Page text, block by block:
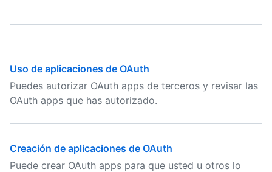
Uso de aplicaciones de OAuth
Puedes autorizar OAuth apps de terceros y revisar las
OAuth apps que has autorizado.
Creación de aplicaciones de OAuth
Puede crear OAuth apps para que usted u otros lo